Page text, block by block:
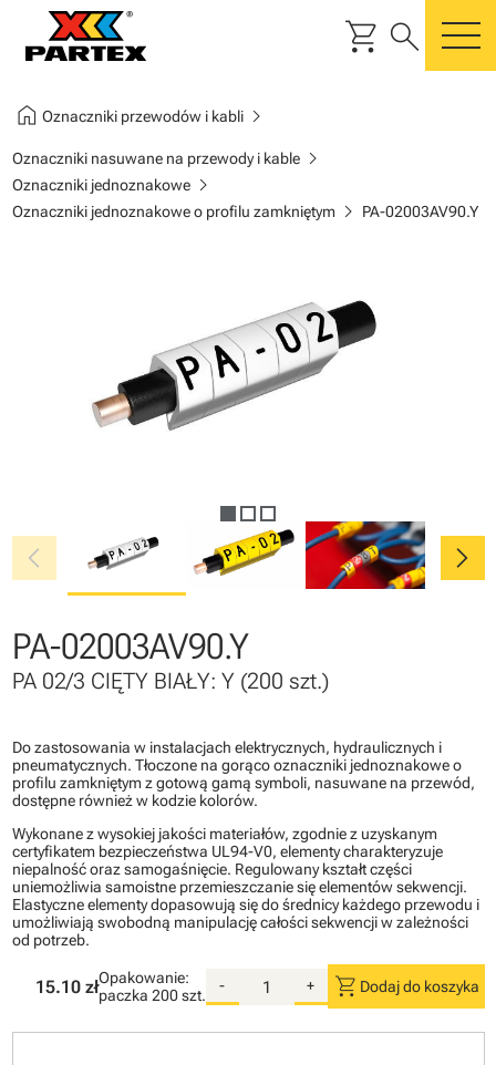
shopping_cart search
home Oznaczniki przewodów i kablichevron_right
Oznaczniki nasuwane na przewody i kablechevron_right
Oznaczniki jednoznakowechevron_right
Oznaczniki jednoznakowe o profilu zamkniętym chevron_right PA-02003AV90.Y
chevron_left chevron_right
PA-02003AV90.Y
PA 02/3 CIĘTY BIAŁY: Y (200 szt.)
Do zastosowania w instalacjach elektrycznych, hydraulicznych i
pneumatycznych. Tłoczone na gorąco oznaczniki jednoznakowe o
profilu zamkniętym z gotową gamą symboli, nasuwane na przewód,
dostępne również w kodzie kolorów.
Wykonane z wysokiej jakości materiałów, zgodnie z uzyskanym
certyfikatem bezpieczeństwa UL94-V0, elementy charakteryzuje
niepalność oraz samogaśnięcie. Regulowany kształt części
uniemożliwia samoistne przemieszczanie się elementów sekwencji.
Elastyczne elementy dopasowują się do średnicy każdego przewodu i
umożliwiają swobodną manipulację całości sekwencji w zależności
od potrzeb.
15.10 złOpakowanie:
paczka 200 szt.
- + shopping_cart Dodaj do koszyka